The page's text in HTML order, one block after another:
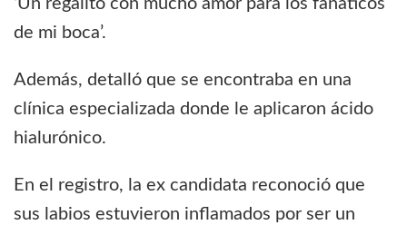
‘Un regalito con mucho amor para los fanáticos
de mi boca’.
Además, detalló que se encontraba en una
clínica especializada donde le aplicaron ácido
hialurónico.
En el registro, la ex candidata reconoció que
sus labios estuvieron inflamados por ser un